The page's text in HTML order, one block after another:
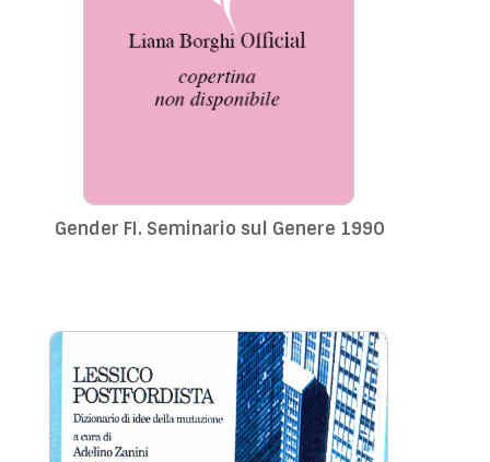
Gender FI. Seminario sul Genere 1990